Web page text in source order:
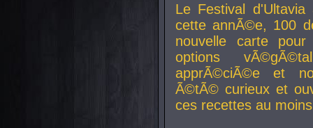
Le Festival
cette annÃ©e, 100
nouvelle carte
options
apprÃ©ciÃ©e et
Ã©tÃ© curieux et
ces recettes au